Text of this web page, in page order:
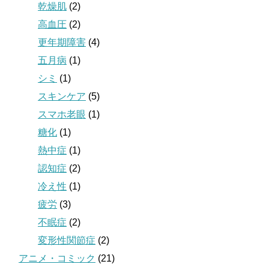
乾燥肌 (2)
高血圧 (2)
更年期障害 (4)
五月病 (1)
シミ (1)
スキンケア (5)
スマホ老眼 (1)
糖化 (1)
熱中症 (1)
認知症 (2)
冷え性 (1)
疲労 (3)
不眠症 (2)
変形性関節症 (2)
アニメ・コミック (21)